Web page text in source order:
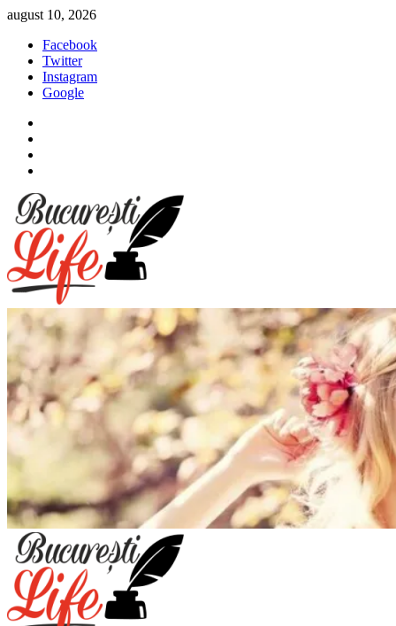
Sari
conținut
august 10, 2026
Facebook
Twitter
Instagram
Google
Meniu
principal